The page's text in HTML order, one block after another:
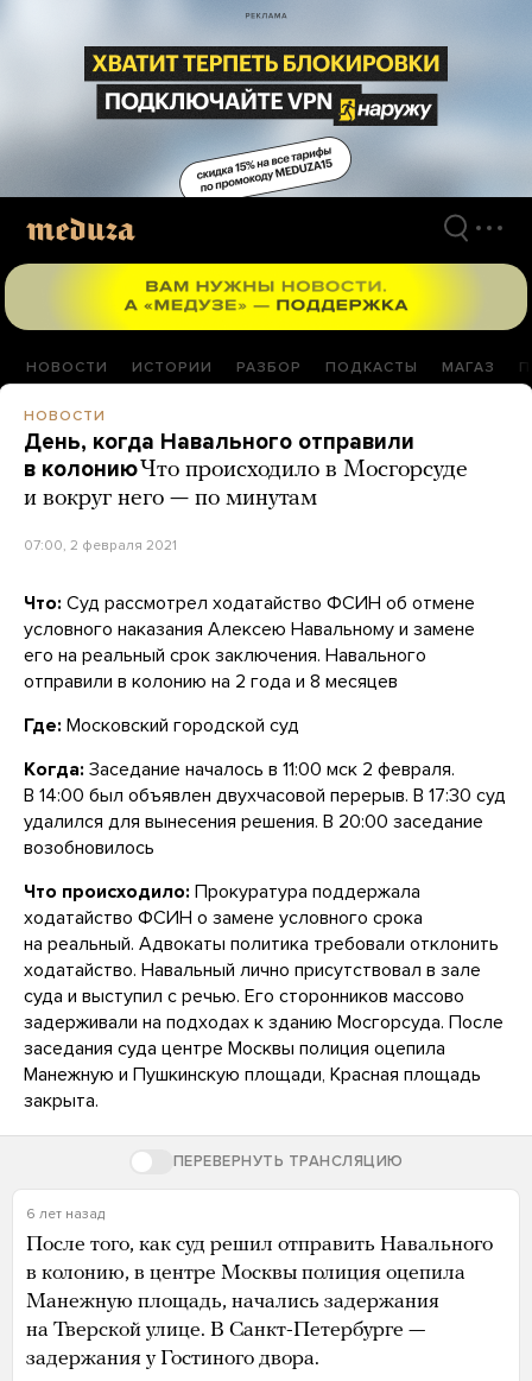
материалам
НОВОСТИ ИСТОРИИ РАЗБОР ПОДКАСТЫ МАГАЗ
НОВОСТИ
День, когда Навального отправили
в колониюЧто происходило в Мосгорсуде
и вокруг него — по минутам
07:00, 2 февраля 2021
Что: Суд рассмотрел ходатайство ФСИН об отмене
условного наказания Алексею Навальному и замене
его на реальный срок заключения. Навального
отправили в колонию на 2 года и 8 месяцев
Где: Московский городской суд
Когда: Заседание началось в 11:00 мск 2 февраля.
В 14:00 был объявлен двухчасовой перерыв. В 17:30 суд
удалился для вынесения решения. В 20:00 заседание
возобновилось
Что происходило: Прокуратура поддержала
ходатайство ФСИН о замене условного срока
на реальный. Адвокаты политика требовали отклонить
ходатайство. Навальный лично присутствовал в зале
суда и выступил с речью. Его сторонников массово
задерживали на подходах к зданию Мосгорсуда. После
заседания суда центре Москвы полиция оцепила
Манежную и Пушкинскую площади, Красная площадь
закрыта.
ПЕРЕВЕРНУТЬ ТРАНСЛЯЦИЮ
6 лет назад
После того, как суд решил отправить Навального
в колонию, в центре Москвы полиция оцепила
Манежную площадь, начались задержания
на Тверской улице. В Санкт-Петербурге —
задержания у Гостиного двора.